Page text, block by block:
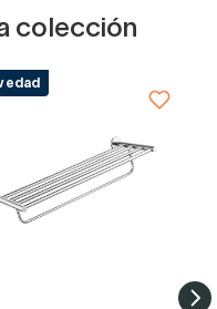
colección